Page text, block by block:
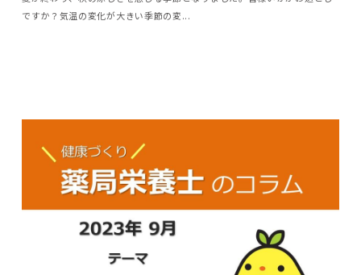
ですか？気温の変化が大きい季節の変...